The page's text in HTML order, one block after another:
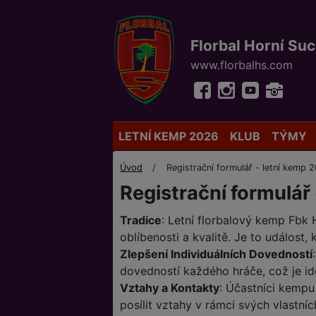
Florbal Horní
www.florbalhs.com
LETNÍ KEMP 2026 KLUB TÝMY
Úvod Registrační formulář - letní kemp
Registrační
Tradice: Letní florbalový kemp Fbk
oblíbenosti a kvalitě. Je to událost,
Zlepšení Individuálních Dovedností
dovedností každého hráče, což je
Vztahy a Kontakty: Účastníci
posílit vztahy v rámci svých